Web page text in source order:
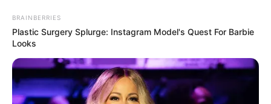
BRAINBERRIES
Plastic Surgery Splurge: Instagram Model's Quest For Barbie
Looks